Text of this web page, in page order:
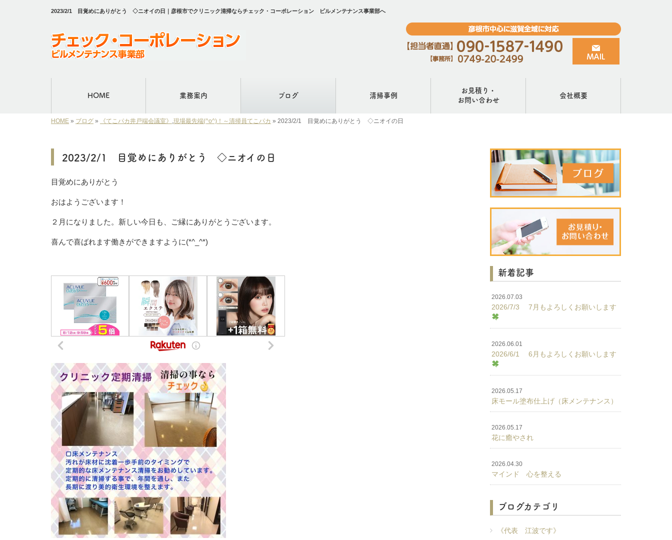
2023/2/1 目覚めにありがとう ◇ニオイの日｜彦根市でクリニック清掃ならチェック・コーポレーション ビルメンテナンス事業部へ
HOME 業務案内 ブログ 清掃事例
お見積り・
お問い合わせ
会社概要
HOME » ブログ » 《てこパカ井戸端会議室》 ,現場最先端(^o^)！～清掃員てこパカ » 2023/2/1 目覚めにありがとう ◇ニオイの日
2023/2/1 目覚めにありがとう ◇ニオイの日
目覚めにありがとう
おはようございます！
２月になりました。新しい今日も、ご縁にありがとうございます。
喜んで喜ばれます働きができますように(*^_^*)
新着記事
2026.07.03
2026/7/3 7月もよろしくお願いします
2026.06.01
2026/6/1 6月もよろしくお願いします
2026.05.17
床モール塗布仕上げ（床メンテナンス）
2026.05.17
花に癒やされ
2026.04.30
マインド 心を整える
ブログカテゴリ
《代表 江波です》